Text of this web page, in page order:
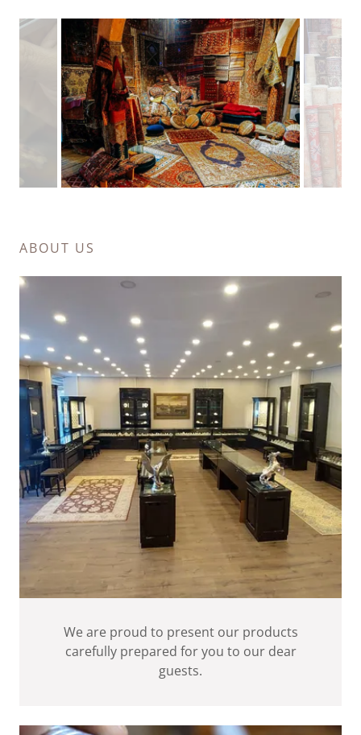
ABOUT US
We are proud to present our products
carefully prepared for you to our dear
guests.